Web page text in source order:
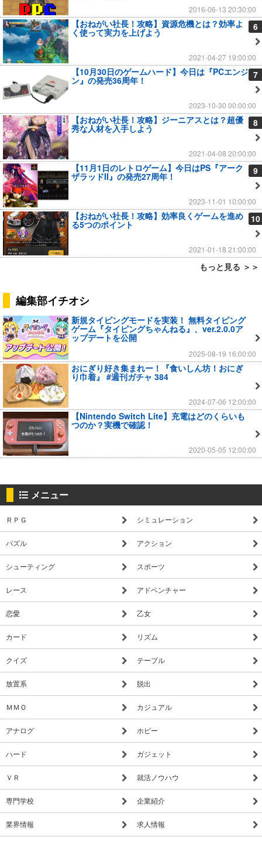
2016-06-13 20:30:00
6
【おねがい社長！攻略】資源危機とは？効率よ
く使って実力を上げよう
2021-04-27 19:00:00
7
【10月30日のゲームハード】今日は『PCエンジ
ン』の発売36周年！
2023-10-30 00:00:00
8
【おねがい社長！攻略】ジーニアスとは？超優
秀な人材を入手しよう
2021-04-08 20:00:00
9
【11月1日のレトロゲーム】今日はPS『アーク
ザラッドII』の発売27周年！
2023-11-01 10:00:00
10
【おねがい社長！攻略】効率良くゲームを進め
る5つのポイント
2021-01-18 21:00:00
もっと見る ＞＞
編集部イチオシ
新規タイピングモードを実装！ 無料タイピング
ゲーム『タイピングちゃんねる』、ver.2.0.0ア
ップデートを公開
2025-08-19 16:00:00
おにぎり好き集まれー！『食いしん坊！おにぎ
り巾着』 #週刊ガチャ 384
2024-07-06 12:00:00
【Nintendo Switch Lite】充電はどのくらいも
つのか？実機で確認！
2020-05-05 12:00:00
メニュー
ＲＰＧ シミュレーション
パズル アクション
シューティング スポーツ
レース アドベンチャー
恋愛 乙女
カード リズム
クイズ テーブル
放置系 脱出
ＭＭＯ カジュアル
アナログ ホビー
ハード ガジェット
ＶＲ 就活ノウハウ
専門学校 企業紹介
業界情報 求人情報